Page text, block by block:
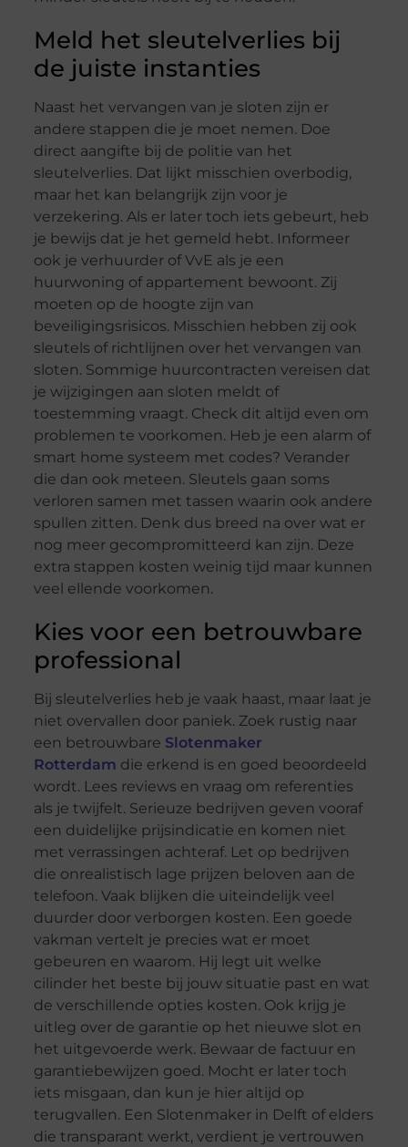
Meld het sleutelverlies bij
de juiste instanties
Naast het vervangen van je sloten zijn er
andere stappen die je moet nemen. Doe
direct aangifte bij de politie van het
sleutelverlies. Dat lijkt misschien overbodig,
maar het kan belangrijk zijn voor je
verzekering. Als er later toch iets gebeurt, heb
je bewijs dat je het gemeld hebt. Informeer
ook je verhuurder of VvE als je een
huurwoning of appartement bewoont. Zij
moeten op de hoogte zijn van
beveiligingsrisicos. Misschien hebben zij ook
sleutels of richtlijnen over het vervangen van
sloten. Sommige huurcontracten vereisen dat
je wijzigingen aan sloten meldt of
toestemming vraagt. Check dit altijd even om
problemen te voorkomen. Heb je een alarm of
smart home systeem met codes? Verander
die dan ook meteen. Sleutels gaan soms
verloren samen met tassen waarin ook andere
spullen zitten. Denk dus breed na over wat er
nog meer gecompromitteerd kan zijn. Deze
extra stappen kosten weinig tijd maar kunnen
veel ellende voorkomen.
Kies voor een betrouwbare
professional
Bij sleutelverlies heb je vaak haast, maar laat je
niet overvallen door paniek. Zoek rustig naar
een betrouwbare Slotenmaker
Rotterdam die erkend is en goed beoordeeld
wordt. Lees reviews en vraag om referenties
als je twijfelt. Serieuze bedrijven geven vooraf
een duidelijke prijsindicatie en komen niet
met verrassingen achteraf. Let op bedrijven
die onrealistisch lage prijzen beloven aan de
telefoon. Vaak blijken die uiteindelijk veel
duurder door verborgen kosten. Een goede
vakman vertelt je precies wat er moet
gebeuren en waarom. Hij legt uit welke
cilinder het beste bij jouw situatie past en wat
de verschillende opties kosten. Ook krijg je
uitleg over de garantie op het nieuwe slot en
het uitgevoerde werk. Bewaar de factuur en
garantiebewijzen goed. Mocht er later toch
iets misgaan, dan kun je hier altijd op
terugvallen. Een Slotenmaker in Delft of elders
die transparant werkt, verdient je vertrouwen